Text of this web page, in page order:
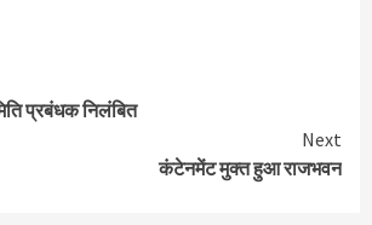
प्रबंधक निलंबित
Next
कंटेनमेंट मुक्त हुआ राजभवन